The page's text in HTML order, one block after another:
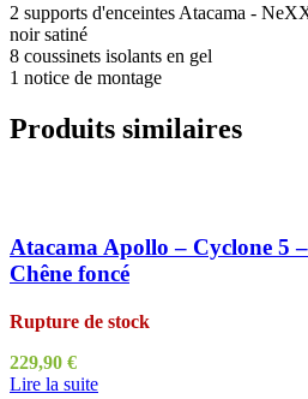
2 supports d'enceintes Atacama -
noir satiné
8 coussinets isolants en gel
1 notice de montage
Produits similaires
Atacama Apollo – Cyclone 5
Chêne foncé
Rupture de stock
229,90 €
Lire la suite